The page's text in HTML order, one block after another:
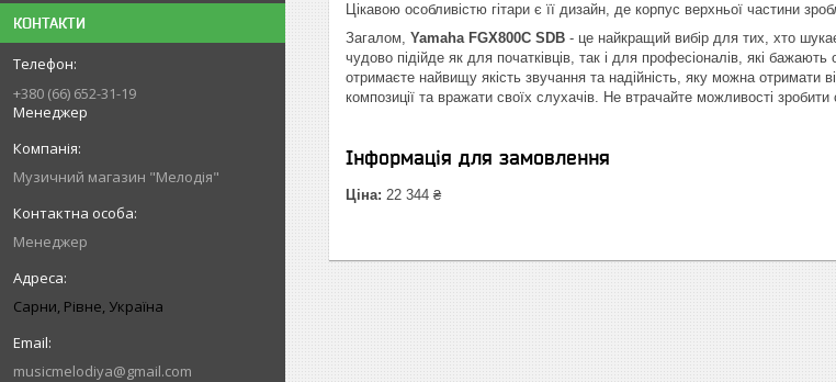
КОНТАКТИ
+380 (66) 652-31-19
Менеджер
Музичний магазин "Мелодія"
Менеджер
Сарни, Рівне, Україна
musicmelodiya@gmail.com
Цікавою особливістю гітари є її дизайн, де корпус верхньої частини
Загалом, Yamaha FGX800C SDB - це найкращий вибір для тих, хто
чудово підійде як для початківців, так і для професіоналів, які
отримаєте найвищу якість звучання та надійність, яку можна отримати
композиції та вражати своїх слухачів. Не втрачайте можливості
Інформація для замовлення
Ціна: 22 344 ₴